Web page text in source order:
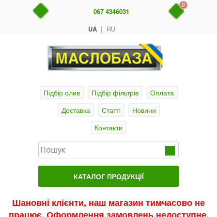
UA | RU
067 4346031
0
Підбір олив Підбір фільтрів
Оплата
Доставка
Статті
Новини
Контакти
КАТАЛОГ ПРОДУКЦІЇ
Актуальні продукти
Шановні клієнти, наш магазин тимчасово не
працює. Оформлення замовлень недоступне.